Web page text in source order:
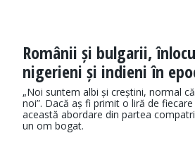
Românii și bulgarii,
nigerieni și indieni în
„Noi suntem albi și creștini, normal
noi”. Dacă aș fi primit o liră de
această abordare din partea
un om bogat.